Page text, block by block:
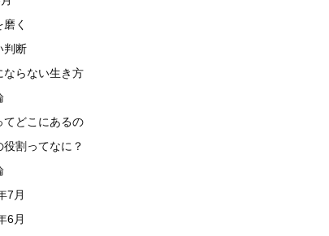
く
判断
ならない生き方
てどこにあるの
役割ってなに？
7月
6月